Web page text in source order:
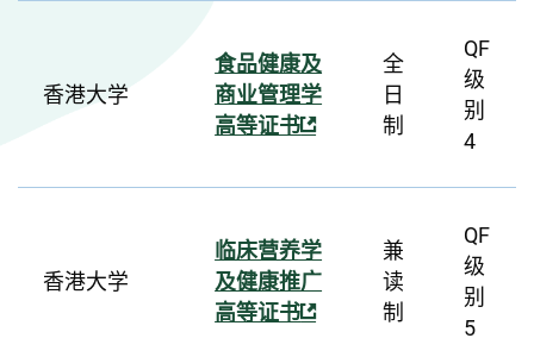
香港大学
食品健康及
商业管理学
高等证书
全
日
制
QF
级
别
4
香港大学
临床营养学
及健康推广
高等证书
兼
读
制
QF
级
别
5